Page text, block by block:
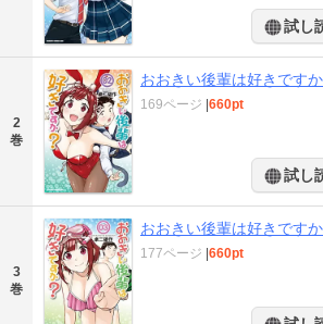
試し
2
巻
おおきい後輩は好きです
169ページ |660pt
試し
3
巻
おおきい後輩は好きです
177ページ |660pt